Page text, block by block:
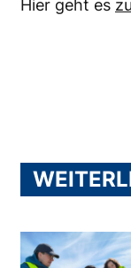
Hier geht es